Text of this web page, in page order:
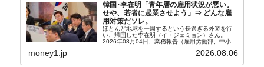
韓国･李在明「青年層の雇用状況が悪い。
せや、若者に起業させよう」⇒ どんな雇
用対策だソレ。
ほとんど地球を一周するという長過ぎる外遊を行
い、帰国した李在明（イ・ジェミョン）さん。
2026年08月04日、業務報告（雇用労働部、中小ベ
上、韓国大統領に成りおおせた李在明（イ・ジェミ
money1.jp 2026.08.06